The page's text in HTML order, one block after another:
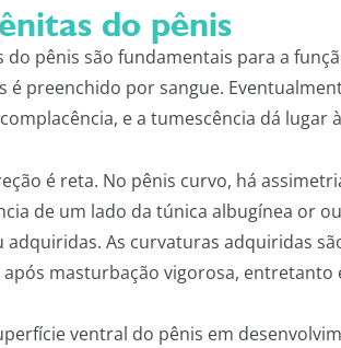
do pênis
pênis são fundamentais para a
preenchido por sangue.
e a tumescência dá lugar
é reta. No pênis curvo, há
de um lado da túnica albugínea or
As curvaturas adquiridas
masturbação vigorosa, entretanto
ventral do pênis em